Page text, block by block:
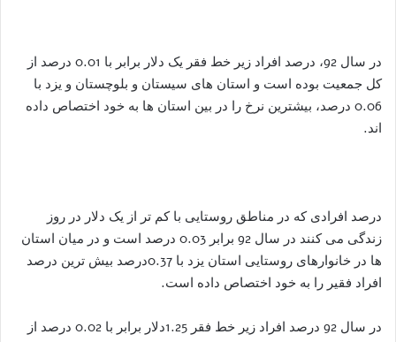
در سال 92، درصد افراد زیر خط فقر یک دلار برابر با 0.01 درصد از
کل جمعیت بوده است و استان های سیستان و بلوچستان و یزد با
0.06 درصد، بیشترین نرخ را در بین استان ها به خود اختصاص داده
اند.
درصد افرادی که در مناطق روستایی با کم تر از یک دلار در روز
زندگی می کنند در سال 92 برابر 0.03 درصد است و در میان استان
ها در خانوارهای روستایی استان یزد با 0.37درصد بیش ترین درصد
افراد فقیر را به خود اختصاص داده است.
در سال 92 درصد افراد زیر خط فقر 1.25دلار برابر با 0.02 درصد از